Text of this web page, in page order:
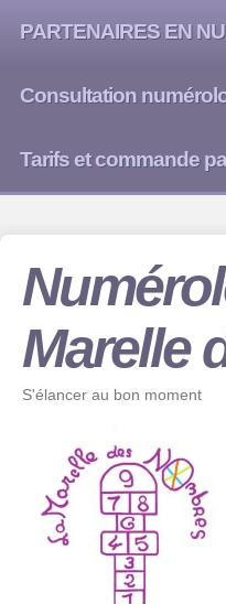
PARTENAIRES EN
Consultation
Tarifs et commande
Marelle
S'élancer au bon moment